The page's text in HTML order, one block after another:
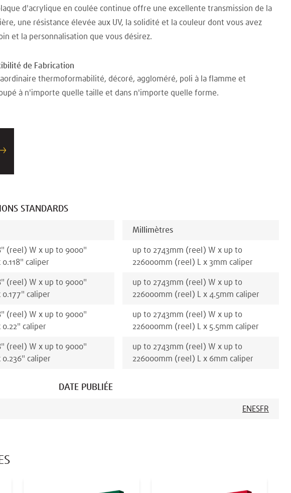
d'acrylique en coulée continue offre une excellente transmission de la
une résistance élevée aux UV, la solidité et la couleur dont vous avez
et la personnalisation que vous désirez.
de Fabrication
thermoformabilité, décoré, aggloméré, poli à la flamme et
à n'importe quelle taille et dans n'importe quelle forme.
STANDARDS
" (reel) W x up to 9000"
0.118" caliper
" (reel) W x up to 9000"
0.177" caliper
" (reel) W x up to 9000"
0.22" caliper
" (reel) W x up to 9000"
0.236" caliper
Millimètres
up to 2743mm (reel) W x up to
226000mm (reel) L x 3mm caliper
up to 2743mm (reel) W x up to
226000mm (reel) L x 4.5mm caliper
up to 2743mm (reel) W x up to
226000mm (reel) L x 5.5mm caliper
up to 2743mm (reel) W x up to
226000mm (reel) L x 6mm caliper
DATE PUBLIÉE
EN ESFR